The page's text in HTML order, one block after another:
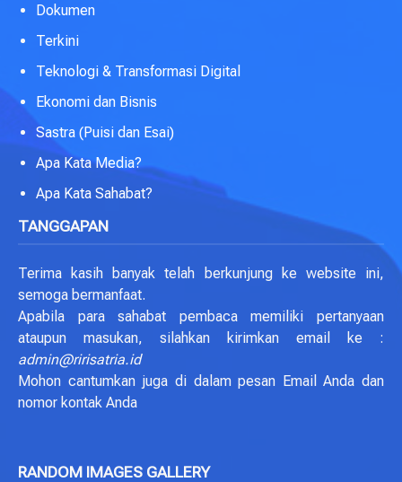
Dokumen
Terkini
Teknologi & Transformasi Digital
Ekonomi dan Bisnis
Sastra (Puisi dan Esai)
Apa Kata Media?
Apa Kata Sahabat?
TANGGAPAN
Terima kasih banyak telah berkunjung ke website ini,
semoga bermanfaat.
Apabila para sahabat pembaca memiliki pertanyaan
ataupun masukan, silahkan kirimkan email ke :
admin@ririsatria.id
Mohon cantumkan juga di dalam pesan Email Anda dan
nomor kontak Anda
RANDOM IMAGES GALLERY